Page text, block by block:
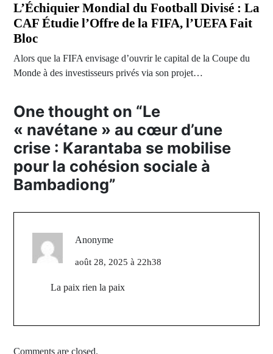
L’Échiquier Mondial du Football Divisé : La
CAF Étudie l’Offre de la FIFA, l’UEFA Fait
Bloc
Alors que la FIFA envisage d’ouvrir le capital de la Coupe du
Monde à des investisseurs privés via son projet…
One thought on “Le
« navétane » au cœur d’une
crise : Karantaba se mobilise
pour la cohésion sociale à
Bambadiong”
Anonyme
août 28, 2025 à 22h38
La paix rien la paix
Comments are closed.